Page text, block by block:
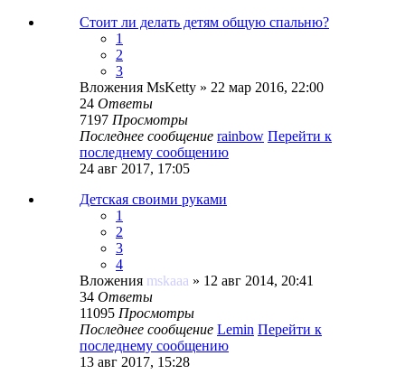
Стоит ли делать детям общую спальню?
1
2
3
Вложения MsKetty » 22 мар 2016, 22:00
24 Ответы
7197 Просмотры
Последнее сообщение rainbow Перейти к
последнему сообщению
24 авг 2017, 17:05
Детская своими руками
1
2
3
4
Вложения mskaaa » 12 авг 2014, 20:41
34 Ответы
11095 Просмотры
Последнее сообщение Lemin Перейти к
последнему сообщению
13 авг 2017, 15:28